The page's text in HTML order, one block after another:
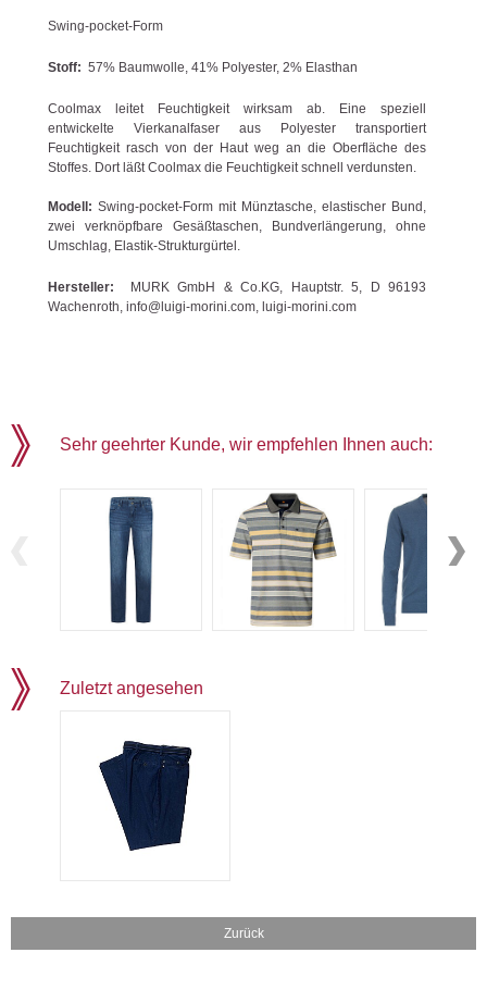
Swing-pocket-Form
Stoff: 57% Baumwolle, 41% Polyester, 2% Elasthan
Coolmax leitet Feuchtigkeit wirksam ab. Eine speziell
entwickelte Vierkanalfaser aus Polyester transportiert
Feuchtigkeit rasch von der Haut weg an die Oberfläche des
Stoffes. Dort läßt Coolmax die Feuchtigkeit schnell verdunsten.
Modell: Swing-pocket-Form mit Münztasche, elastischer Bund,
zwei verknöpfbare Gesäßtaschen, Bundverlängerung, ohne
Umschlag, Elastik-Strukturgürtel.
Hersteller: MURK GmbH & Co.KG, Hauptstr. 5, D 96193
Wachenroth, info@luigi-morini.com, luigi-morini.com
Sehr geehrter Kunde, wir empfehlen Ihnen auch:
Zuletzt angesehen
Zurück